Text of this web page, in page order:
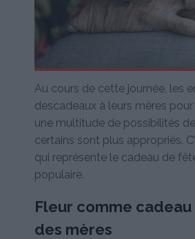
Au cours de cette journée, les
descadeaux à leurs mères
une multitude de possibilités
certains sont plus appropriés.
qui représente le cadeau de
populaire.
Fleur comme
des mères